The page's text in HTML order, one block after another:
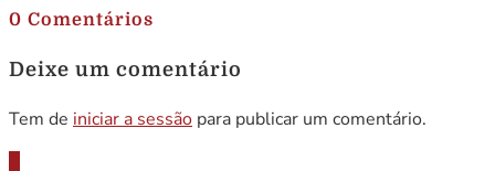
0 Comentários
Deixe um comentário
Tem de iniciar a sessão para publicar um comentário.